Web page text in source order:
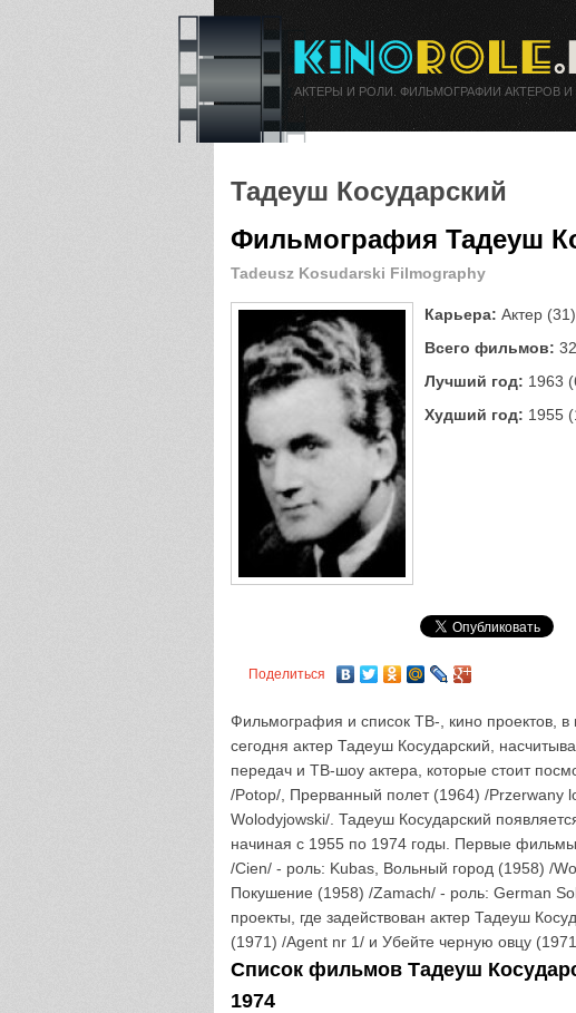
Тадеуш Косударский
Фильмография Тадеуш
Tadeusz Kosudarski Filmography
Карьера: Актер
Всего фильмов: 32,
Лучший год: 1963
Худший год: 1955
Поделиться
Фильмография и список ТВ-, кино проектов, в
сегодня актер Тадеуш Косударский,
передач и ТВ-шоу актера, которые стоит
/Potop/, Прерванный полет (1964) /Przerwany
Wolodyjowski/. Тадеуш Косударский
начиная с 1955 по 1974 годы. Первые
/Cien/ - роль: Kubas, Вольный город (1958) /
Покушение (1958) /Zamach/ - роль: German
проекты, где задействован актер Тадеуш
(1971) /Agent nr 1/ и Убейте черную овцу
Список фильмов Тадеуш
1974
АКТЕРЫ И РОЛИ. ФИЛЬМОГРАФИИ АКТЕРОВ И